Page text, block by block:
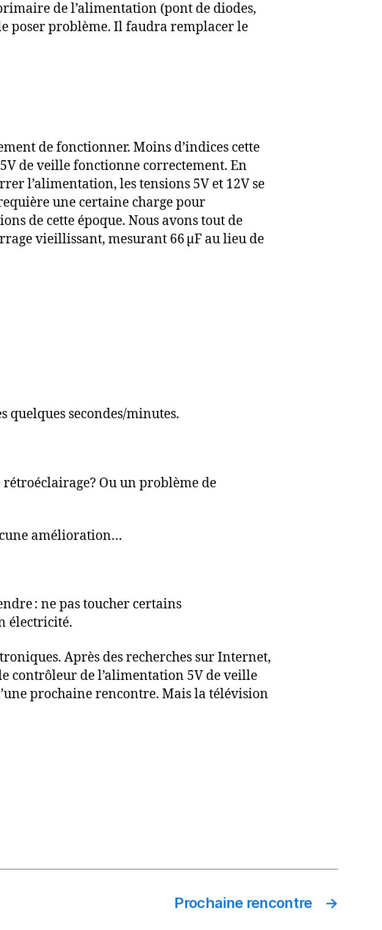
de l’alimentation (pont de diodes,
poser problème. Il faudra remplacer le
de fonctionner. Moins d’indices cette
de veille fonctionne correctement. En
l’alimentation, les tensions 5V et 12V se
une certaine charge pour
de cette époque. Nous avons tout de
vieillissant, mesurant 66 µF au lieu de
quelques secondes/minutes.
Ou un problème de
amélioration…
: ne pas toucher certains
électricité.
Après des recherches sur Internet,
contrôleur de l’alimentation 5V de veille
prochaine rencontre. Mais la télévision
→
Prochaine rencontre